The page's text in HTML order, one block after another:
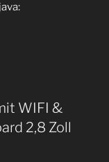
WIFI &
2,8 Zoll